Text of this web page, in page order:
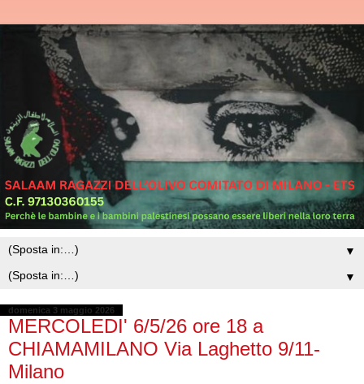
▼
▼
domenica 3 maggio 2026
MERCOLEDI' 6/5/26 ore 18 a
CHIAMAMILANO Via Laghetto 9/11-
Milano